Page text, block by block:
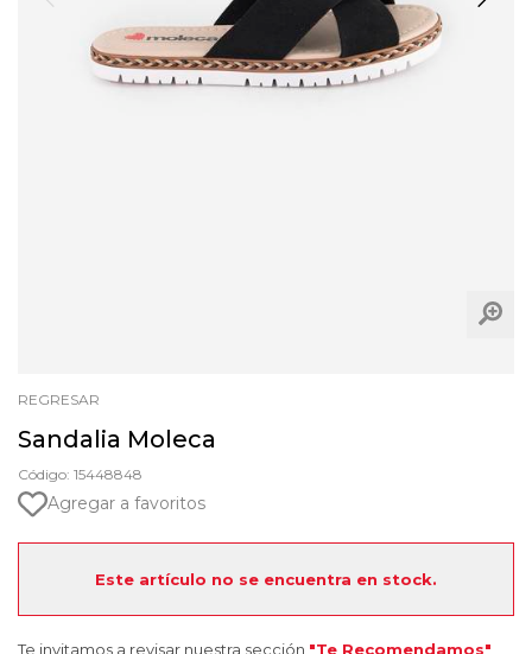
REGRESAR
Sandalia Moleca
Código: 15448848
Agregar a favoritos
Este artículo no se encuentra en stock.
Te invitamos a revisar nuestra sección "Te Recomendamos"